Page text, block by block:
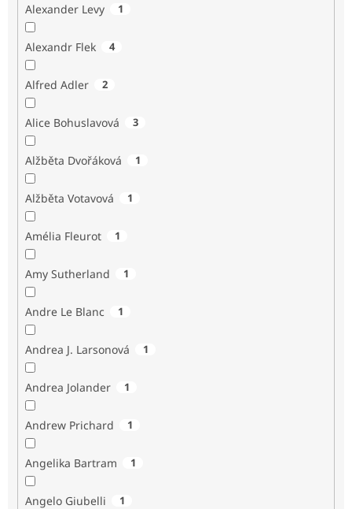
Alexander Levy 1
Alexandr Flek 4
Alfred Adler 2
Alice Bohuslavová 3
Alžběta Dvořáková 1
Alžběta Votavová 1
Amélia Fleurot 1
Amy Sutherland 1
Andre Le Blanc 1
Andrea J. Larsonová 1
Andrea Jolander 1
Andrew Prichard 1
Angelika Bartram 1
Angelo Giubelli 1